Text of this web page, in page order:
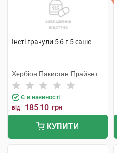
Інсті гранули 5,6 г 5 саше
Хербіон Пакистан Прайвет
Є в наявності
від 185.10 грн
КУПИТИ